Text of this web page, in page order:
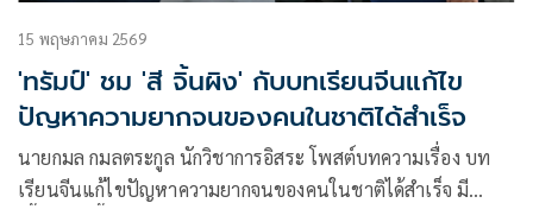
15 พฤษภาคม 2569
'ทรัมป์' ชม 'สี จิ้นผิง' กับบทเรียนจีนแก้ไข
ปัญหาความยากจนของคนในชาติได้สำเร็จ
นายกมล กมลตระกูล นักวิชาการอิสระ โพสต์บทความเรื่อง บท
เรียนจีนแก้ไขปัญหาความยากจนของคนในชาติได้สำเร็จ มี